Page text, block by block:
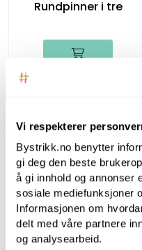
Vi respekterer
Bystrikk.no benytter
gi deg den beste
å gi innhold og annonser
sosiale mediefunksjoner
Informasjonen om
delt med våre partnere
og analysearbeid.
Rundpinner i tre
Bystrikk